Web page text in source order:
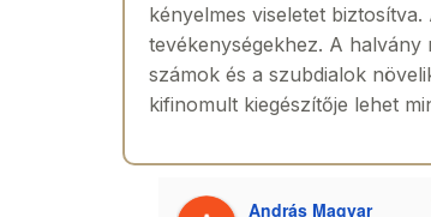
kényelmes viseletet
tevékenységekhez. A
számok és a szubdialok
kifinomult kiegészítője lehet
András Magyar